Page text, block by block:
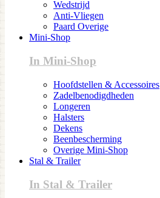
Wedstrijd
Anti-Vliegen
Paard Overige
Mini-Shop
In Mini-Shop
Hoofdstellen & Accessoires
Zadelbenodigdheden
Longeren
Halsters
Dekens
Beenbescherming
Overige Mini-Shop
Stal & Trailer
In Stal & Trailer